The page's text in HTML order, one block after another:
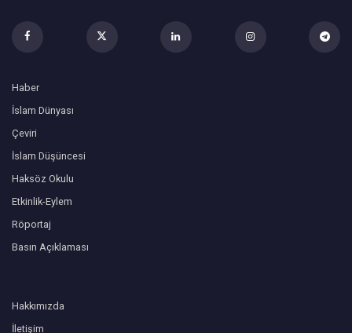
Haber
İslam Dünyası
Çeviri
İslam Düşüncesi
Haksöz Okulu
Etkinlik-Eylem
Röportaj
Basın Açıklaması
Hakkımızda
İletişim